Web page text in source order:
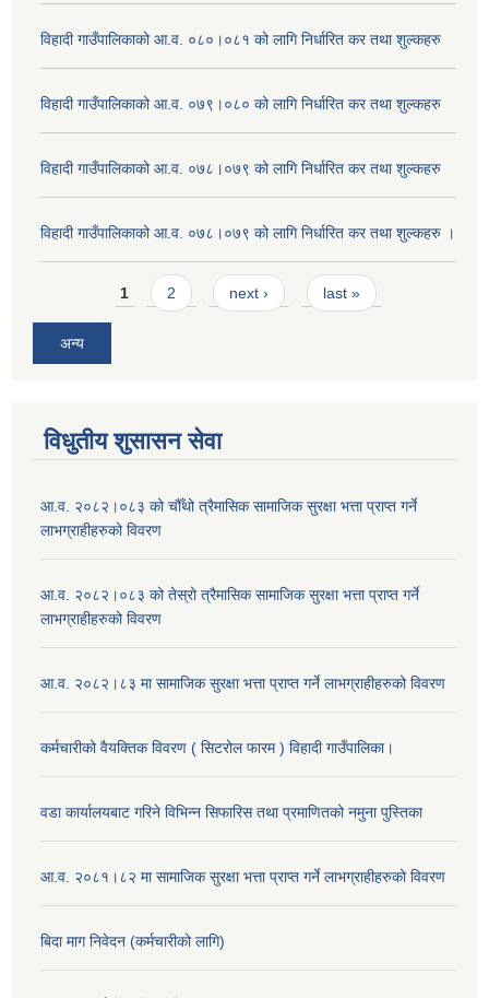
विहादी गाउँपालिकाको आ.व. ०८०।०८१ को लागि निर्धारित कर तथा शुल्कहरु
विहादी गाउँपालिकाको आ.व. ०७९।०८० को लागि निर्धारित कर तथा शुल्कहरु
विहादी गाउँपालिकाको आ.व. ०७८।०७९ को लागि निर्धारित कर तथा शुल्कहरु
विहादी गाउँपालिकाको आ.व. ०७८।०७९ को लागि निर्धारित कर तथा शुल्कहरु ।
Pages1 2 next › last »
अन्य
विधुतीय शुसासन सेवा
आ.व. २०८२।०८३ को चौँथो त्रैमासिक सामाजिक सुरक्षा भत्ता प्राप्त गर्ने
लाभग्राहीहरुको विवरण
आ.व. २०८२।०८३ को तेस्रो त्रैमासिक सामाजिक सुरक्षा भत्ता प्राप्त गर्ने
लाभग्राहीहरुको विवरण
आ.व. २०८२।८३ मा सामाजिक सुरक्षा भत्ता प्राप्त गर्ने लाभग्राहीहरुको विवरण
कर्मचारीको वैयक्तिक विवरण ( सिटरोल फारम ) विहादी गाउँपालिका।
वडा कार्यालयबाट गरिने विभिन्न सिफारिस तथा प्रमाणितको नमुना पुस्तिका
आ.व. २०८१।८२ मा सामाजिक सुरक्षा भत्ता प्राप्त गर्ने लाभग्राहीहरुको विवरण
बिदा माग निवेदन (कर्मचारीको लागि)